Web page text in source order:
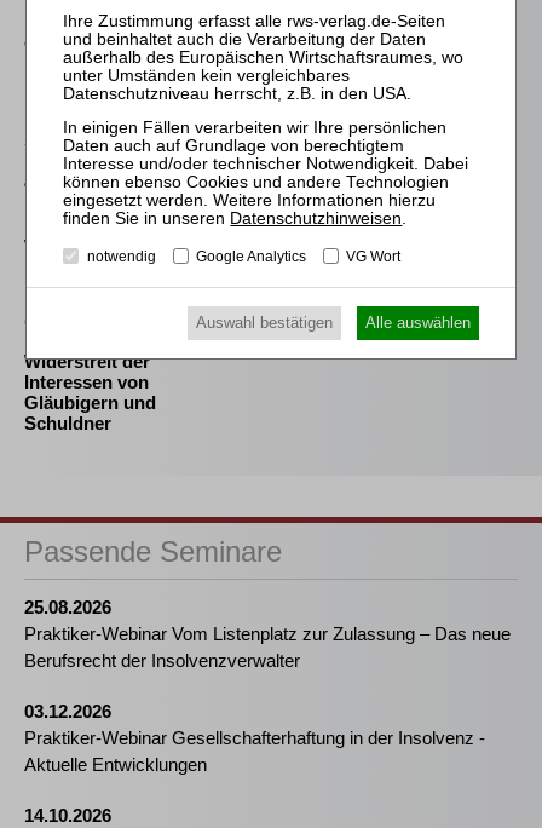
Eigenkapitalersatzrechts
durch das MoMiG
Meyer
Die Freigabe der
selbständigen Tätigkeit
nach § 35 Abs. 2 InsO aus
arbeitsrechtlicher
Perspektive
Westermann
(vorläufigen)
Insolvenzverwalters im
Widerstreit der
Interessen von
Gläubigern und
Schuldner
Passende Seminare
25.08.2026
Praktiker-Webinar Vom Listenplatz zur Zulassung – Das neue
Berufsrecht der Insolvenzverwalter
03.12.2026
Praktiker-Webinar Gesellschafterhaftung in der Insolvenz -
Aktuelle Entwicklungen
14.10.2026
Datenschutzhinweisen.
notwendig Google Analytics VG Wort
Auswahl bestätigen Alle auswählen